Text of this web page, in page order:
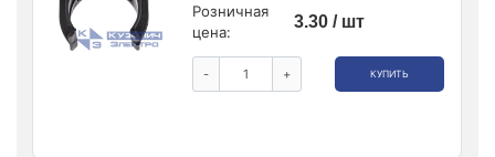
Розничная
цена:
3.30 / шт
- + КУПИТЬ